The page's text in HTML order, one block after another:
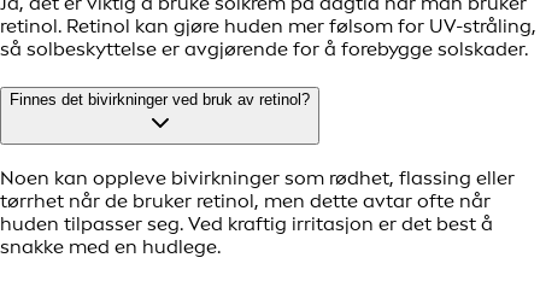
retinol. Retinol kan gjøre huden mer følsom for UV-stråling,
så solbeskyttelse er avgjørende for å forebygge solskader.
Finnes det bivirkninger ved bruk av retinol?
Noen kan oppleve bivirkninger som rødhet, flassing eller
tørrhet når de bruker retinol, men dette avtar ofte når
huden tilpasser seg. Ved kraftig irritasjon er det best å
snakke med en hudlege.